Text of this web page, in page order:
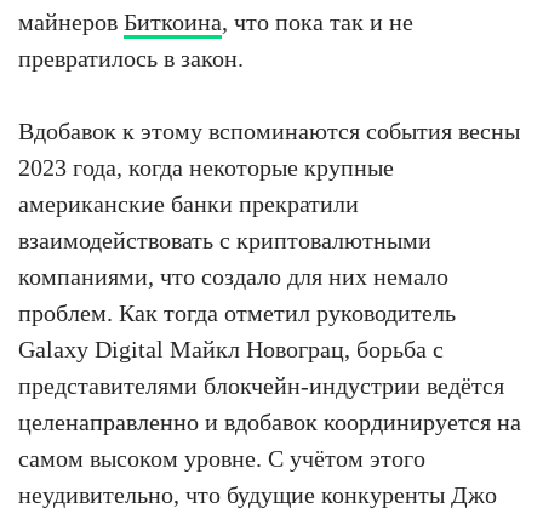
майнеров Биткоина, что пока так и не
превратилось в закон.
Вдобавок к этому вспоминаются события весны
2023 года, когда некоторые крупные
американские банки прекратили
взаимодействовать с криптовалютными
компаниями, что создало для них немало
проблем. Как тогда отметил руководитель
Galaxy Digital Майкл Новограц, борьба с
представителями блокчейн-индустрии ведётся
целенаправленно и вдобавок координируется на
самом высоком уровне. С учётом этого
неудивительно, что будущие конкуренты Джо